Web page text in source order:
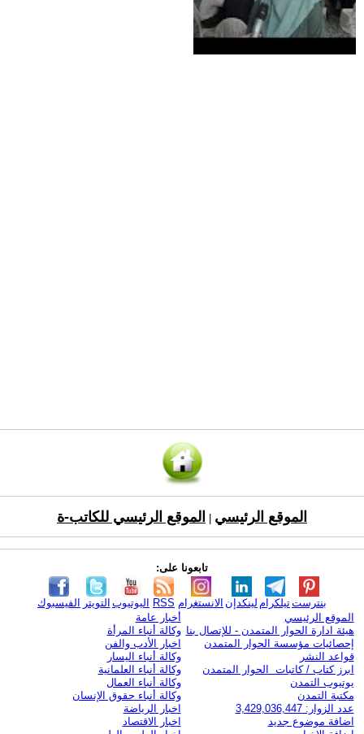
الموقع الرئيسي الموقع الرئيسي للكاتب-ة
تابعونا على:
الفيسبوك التويتر اليوتيوب RSS الانستغرام لينكدإن تيلكرامبنترست
الموقع الرئيسي
هيئة ادارة الحوار المتمدن - للإتصال بنا
إحصائيات مؤسسة الحوار المتمدن
قواعد النشر
ابرز كتاب / كاتبات الحوار المتمدن
يوتيوب التمدن
مكتبة التمدن
عدد الزوار: 3,429,036,447
اضافة موضوع جديد
أخبار عامة
وكالة أنباء المرأة
اخبار الأدب والفن
وكالة أنباء اليسار
وكالة أنباء العلمانية
وكالة أنباء العمال
وكالة أنباء حقوق الإنسان
اخبار الرياضة
اخبار الاقتصاد